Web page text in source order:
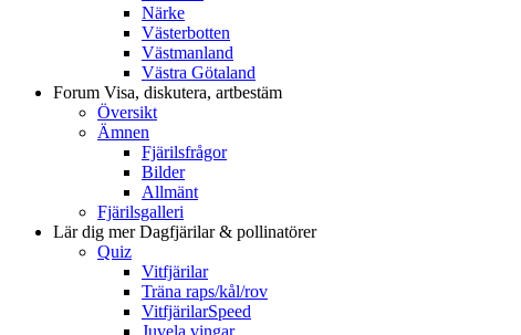
Närke
Västerbotten
Västmanland
Västra Götaland
Forum Visa, diskutera, artbestäm
Översikt
Ämnen
Fjärilsfrågor
Bilder
Allmänt
Fjärilsgalleri
Lär dig merDagfjärilar & pollinatörer
Quiz
Vitfjärilar
Träna raps/kål/rov
VitfjärilarSpeed
Juvela vingar